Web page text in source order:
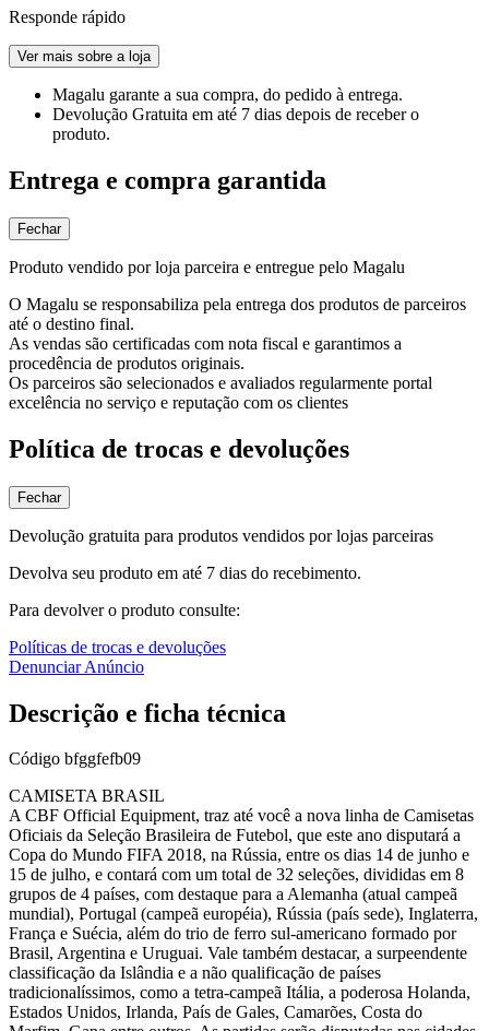
Responde rápido
Ver mais sobre a loja
Magalu garante a sua compra, do pedido à entrega.
Devolução Gratuita em até 7 dias depois de receber o
produto.
Entrega e compra garantida
Fechar
Produto vendido por loja parceira e entregue pelo Magalu
O Magalu se responsabiliza pela entrega dos produtos de parceiros
até o destino final.
As vendas são certificadas com nota fiscal e garantimos a
procedência de produtos originais.
Os parceiros são selecionados e avaliados regularmente portal
excelência no serviço e reputação com os clientes
Política de trocas e devoluções
Fechar
Devolução gratuita para produtos vendidos por lojas parceiras
Devolva seu produto em até 7 dias do recebimento.
Para devolver o produto consulte:
Políticas de trocas e devoluções
Denunciar Anúncio
Descrição e ficha técnica
Código bfggfefb09
CAMISETA BRASIL
A CBF Official Equipment, traz até você a nova linha de Camisetas
Oficiais da Seleção Brasileira de Futebol, que este ano disputará a
Copa do Mundo FIFA 2018, na Rússia, entre os dias 14 de junho e
15 de julho, e contará com um total de 32 seleções, divididas em 8
grupos de 4 países, com destaque para a Alemanha (atual campeã
mundial), Portugal (campeã européia), Rússia (país sede), Inglaterra,
França e Suécia, além do trio de ferro sul-americano formado por
Brasil, Argentina e Uruguai. Vale também destacar, a surpeendente
classificação da Islândia e a não qualificação de países
tradicionalíssimos, como a tetra-campeã Itália, a poderosa Holanda,
Estados Unidos, Irlanda, País de Gales, Camarões, Costa do